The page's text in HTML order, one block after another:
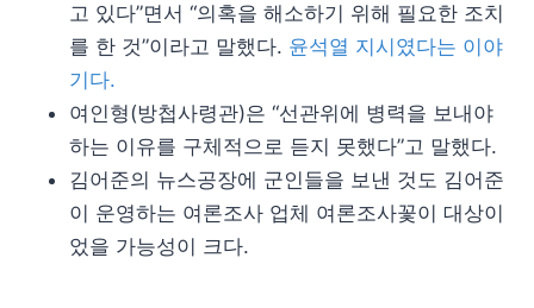
고 있다”면서 “의혹을 해소하기 위해 필요한 조치
를 한 것”이라고 말했다. 윤석열 지시였다는 이야
기다.
여인형(방첩사령관)은 “선관위에 병력을 보내야
하는 이유를 구체적으로 듣지 못했다”고 말했다.
김어준의 뉴스공장에 군인들을 보낸 것도 김어준
이 운영하는 여론조사 업체 여론조사꽃이 대상이
었을 가능성이 크다.